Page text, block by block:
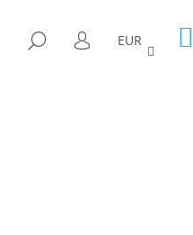
HĽADAŤ
PRIHLÁSENIE
EUR